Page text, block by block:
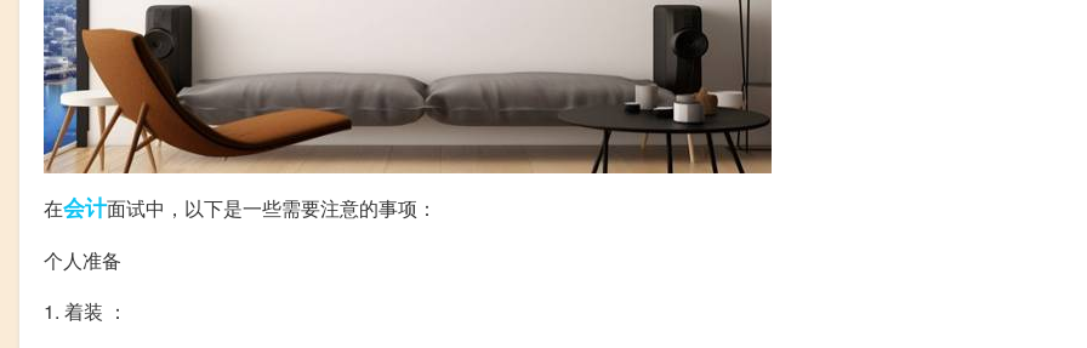
在会计面试中，以下是一些需要注意的事项：
个人准备
1. 着装 ：